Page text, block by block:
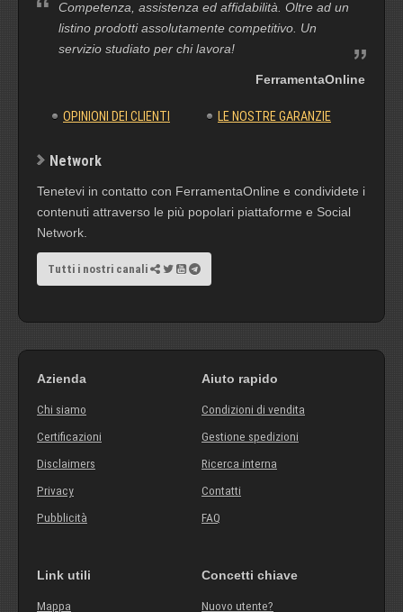
Competenza, assistenza ed affidabilità. Oltre ad un
listino prodotti assolutamente competitivo. Un
servizio studiato per chi lavora!
FerramentaOnline
OPINIONI DEI CLIENTI LE NOSTRE GARANZIE
Network
Tenetevi in contatto con FerramentaOnline e condividete i
contenuti attraverso le più popolari piattaforme e Social
Network.
Tutti i nostri canali
Azienda
Chi siamo
Certificazioni
Disclaimers
Privacy
Pubblicità
Aiuto rapido
Condizioni di vendita
Gestione spedizioni
Ricerca interna
Contatti
FAQ
Link utili
Mappa
Concetti chiave
Nuovo utente?